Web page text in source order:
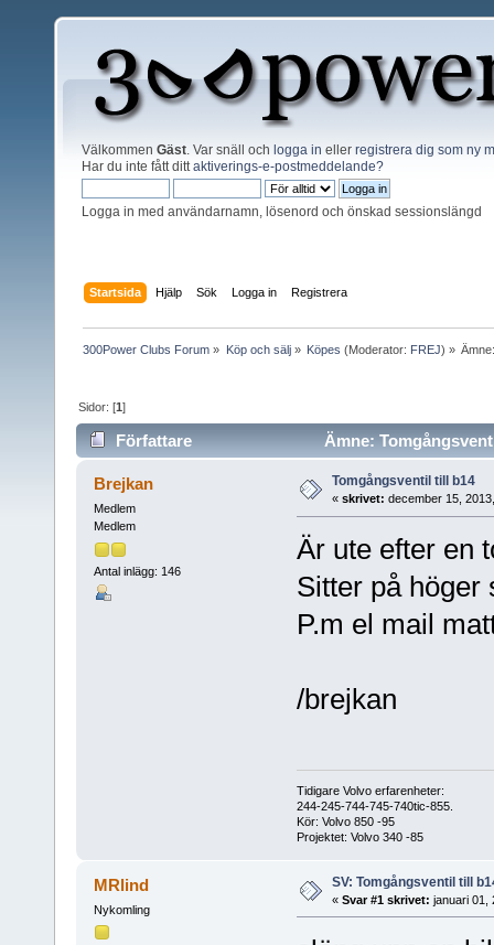
Välkommen Gäst . Var snäll och logga in eller registrera dig som ny
Har du inte fått ditt aktiverings-e-postmeddelande?
Logga in med användarnamn, lösenord och önskad sessionslängd
Startsida Hjälp Sök Logga in Registrera
300Power Clubs Forum » Köp och sälj» Köpes (Moderator: FREJ) »
Sidor: [1]
Författare Ämne:
Brejkan
Medlem
Medlem
Antal inlägg: 146
Tomgångsventil till b14
« skrivet: december 15,
Är ute efter en
Sitter på höger
P.m el mail
/brejkan
Tidigare Volvo erfarenheter:
244-245-744-745-740tic-855.
Kör: Volvo 850 -95
Projektet: Volvo 340 -85
MRlind
Nykomling
SV: Tomgångsventil till
« Svar #1 skrivet: januari 01,